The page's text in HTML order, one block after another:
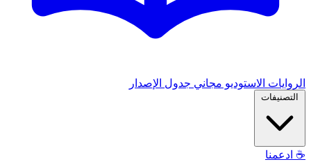
الروايات الاستوديو مجاني جدول الإصدار
التصنيفات
☕ ادعمنا